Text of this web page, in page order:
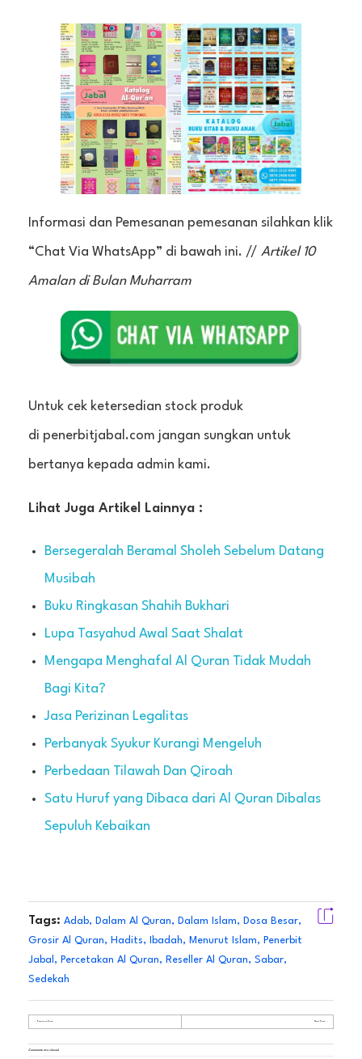
Informasi dan Pemesanan pemesanan silahkan klik
“Chat Via WhatsApp” di bawah ini. // Artikel 10
Amalan di Bulan Muharram
Untuk cek ketersedian stock produk
di penerbitjabal.com jangan sungkan untuk
bertanya kepada admin kami.
Lihat Juga Artikel Lainnya :
Bersegeralah Beramal Sholeh Sebelum Datang
Musibah
Buku Ringkasan Shahih Bukhari
Lupa Tasyahud Awal Saat Shalat
Mengapa Menghafal Al Quran Tidak Mudah
Bagi Kita?
Jasa Perizinan Legalitas
Perbanyak Syukur Kurangi Mengeluh
Perbedaan Tilawah Dan Qiroah
Satu Huruf yang Dibaca dari Al Quran Dibalas
Sepuluh Kebaikan
Tags: Adab, Dalam Al Quran, Dalam Islam, Dosa Besar,
Grosir Al Quran, Hadits, Ibadah, Menurut Islam, Penerbit
Jabal , Percetakan Al Quran, Reseller Al Quran, Sabar,
Sedekah
Previous Post Next Post
Comments are closed.